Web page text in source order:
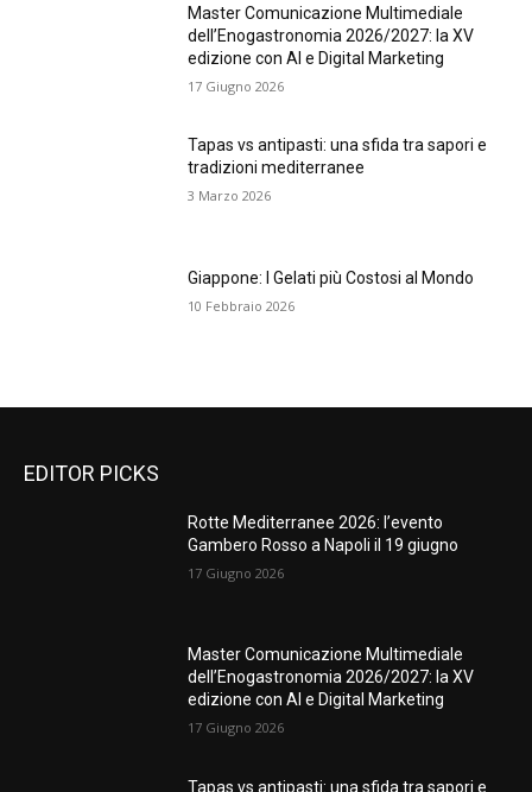
Master Comunicazione Multimediale
dell’Enogastronomia 2026/2027: la XV
edizione con AI e Digital Marketing
17 Giugno 2026
Tapas vs antipasti: una sfida tra sapori e
tradizioni mediterranee
3 Marzo 2026
Giappone: I Gelati più Costosi al Mondo
10 Febbraio 2026
EDITOR PICKS
Rotte Mediterranee 2026: l’evento
Gambero Rosso a Napoli il 19 giugno
17 Giugno 2026
Master Comunicazione Multimediale
dell’Enogastronomia 2026/2027: la XV
edizione con AI e Digital Marketing
17 Giugno 2026
Tapas vs antipasti: una sfida tra sapori e